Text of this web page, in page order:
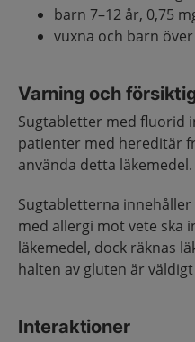
barn 7–12 år, 0,75
vuxna och barn över
Varning och
Sugtabletter med fluorid
patienter med hereditär
använda detta läkemedel.
Sugtabletterna
med allergi mot vete ska
läkemedel, dock räknas
halten av gluten är
Interaktioner